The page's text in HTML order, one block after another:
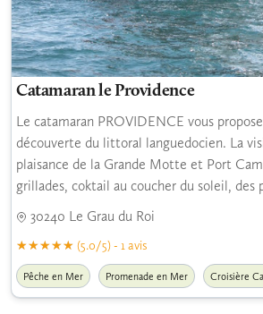
Catamaran le Providence
Le catamaran PROVIDENCE vous
découverte du littoral languedocien. La
plaisance de la Grande Motte et Port
grillades, coktail au coucher du soleil, des
30240 Le Grau du Roi
(5.0/5) - 1 avis
Pêche en Mer Promenade en Mer Croisière